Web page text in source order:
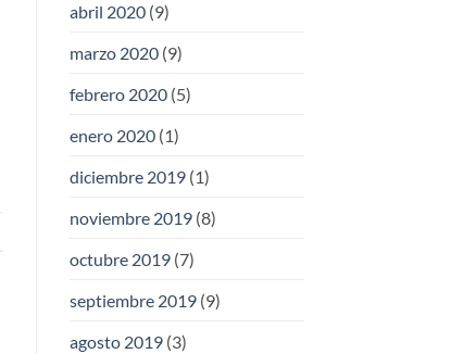
abril 2020(9)
marzo 2020(9)
febrero 2020(5)
enero 2020(1)
diciembre 2019(1)
noviembre 2019(8)
octubre 2019(7)
septiembre 2019(9)
agosto 2019(3)